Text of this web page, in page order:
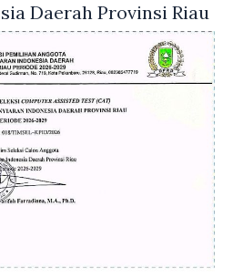
Daerah Provinsi Riau